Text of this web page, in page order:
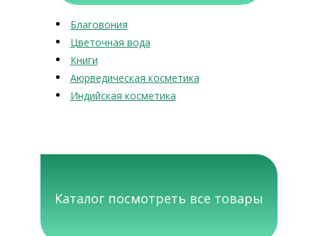
Благовония
Цветочная вода
Книги
Аюрведическая косметика
Индийская косметика
Каталог посмотреть все товары